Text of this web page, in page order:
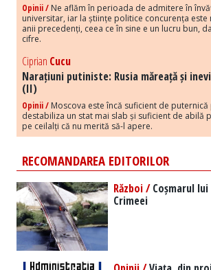
Opinii / Ne aflăm în perioada de admitere în
universitar, iar la științe politice concurența este
anii precedenți, ceea ce în sine e un lucru bun,
cifre.
Ciprian Cucu
Narațiuni putiniste: Rusia măreață și
(II)
Opinii / Moscova este încă suficient de puternică
destabiliza un stat mai slab și suficient de abilă
pe ceilalți că nu merită să-l apere.
RECOMANDAREA EDITORILOR
Război /Coșmarul
Crimeei